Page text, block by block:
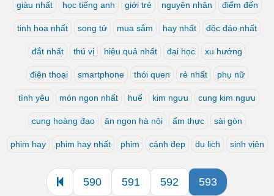
g
a
t
n
giàu nhất học tiếng anh giới trẻ nguyên nhân điểm đến
tinh hoa nhất song tử mua sắm hay nhất độc đáo nhất
đắt nhất thú vị hiệu quả nhất đại học xu hướng
điện thoại smartphone thói quen rẻ nhất phụ nữ
tình yêu món ngon nhất huế kim ngưu cung kim ngưu
cung hoàng đạo ăn ngon hà nội ẩm thực sài gòn
phim hay phim hay nhất phim cảnh đẹp du lịch sinh viên
590 591 592 593